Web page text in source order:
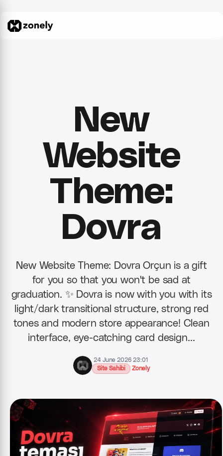
New
Website
Theme:
Dovra
New Website Theme: Dovra Orçun is a gift
for you so that you won't be sad at
graduation. ✨ Dovra is now with you with its
light/dark transitional structure, strong red
tones and modern store appearance! Clean
interface, eye-catching card design…
24 June 2026 23:01
Site Sahibi
Zonely